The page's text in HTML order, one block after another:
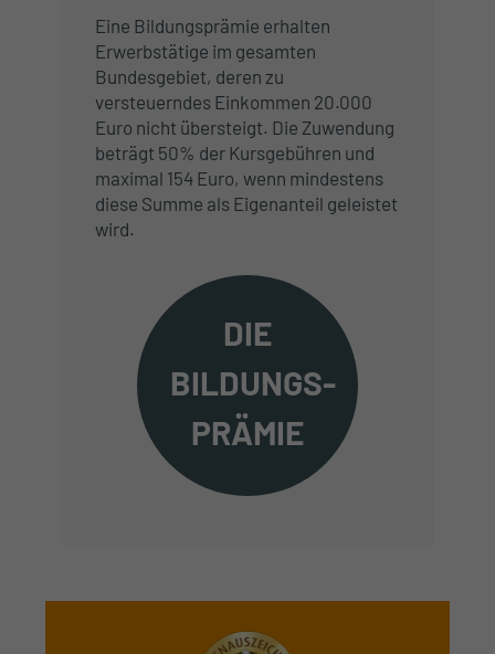
Eine Bildungsprämie erhalten
Erwerbstätige im gesamten
Bundesgebiet, deren zu
versteuerndes Einkommen 20.000
Euro nicht übersteigt. Die Zuwendung
beträgt 50% der Kursgebühren und
maximal 154 Euro, wenn mindestens
diese Summe als Eigenanteil geleistet
wird.
DIE
BILDUNGS-
PRÄMIE